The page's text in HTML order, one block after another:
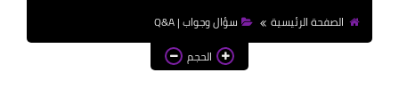
Intelligence
الصفحة الرئيسية
سؤال وجواب | Q&A
الحجم